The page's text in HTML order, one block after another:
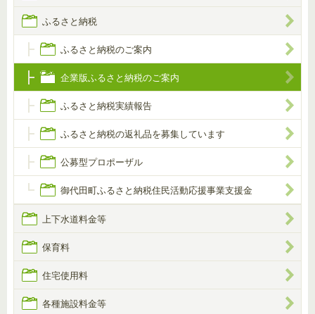
ふるさと納税
ふるさと納税のご案内
企業版ふるさと納税のご案内
ふるさと納税実績報告
ふるさと納税の返礼品を募集しています
公募型プロポーザル
御代田町ふるさと納税住民活動応援事業支援金
上下水道料金等
保育料
住宅使用料
各種施設料金等